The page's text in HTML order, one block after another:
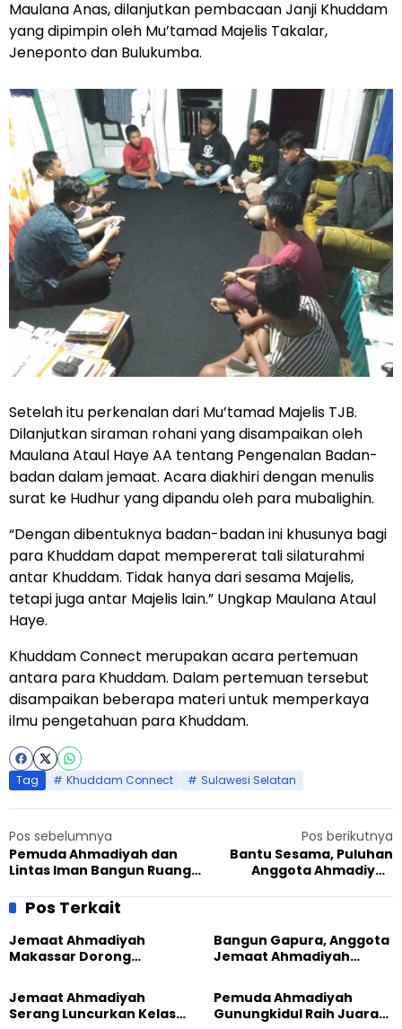
Maulana Anas, dilanjutkan pembacaan Janji Khuddam
yang dipimpin oleh Mu’tamad Majelis Takalar,
Jeneponto dan Bulukumba.
Setelah itu perkenalan dari Mu’tamad Majelis TJB.
Dilanjutkan siraman rohani yang disampaikan oleh
Maulana Ataul Haye AA tentang Pengenalan Badan-
badan dalam jemaat. Acara diakhiri dengan menulis
surat ke Hudhur yang dipandu oleh para mubalighin.
“Dengan dibentuknya badan-badan ini khusunya bagi
para Khuddam dapat mempererat tali silaturahmi
antar Khuddam. Tidak hanya dari sesama Majelis,
tetapi juga antar Majelis lain.” Ungkap Maulana Ataul
Haye.
Khuddam Connect merupakan acara pertemuan
antara para Khuddam. Dalam pertemuan tersebut
disampaikan beberapa materi untuk memperkaya
ilmu pengetahuan para Khuddam.
Tag Khuddam Connect Sulawesi Selatan
Pos sebelumnya
Pemuda Ahmadiyah dan
Lintas Iman Bangun Ruang
Pos berikutnya
Bantu Sesama, Puluhan
Anggota Ahmadiyah
Darahnya
Pos Terkait
Jemaat Ahmadiyah
Makassar Dorong
Lewat Edukasi Ekoteologi
Bangun Gapura, Anggota
Jemaat Ahmadiyah
Sambut HUT RI ke-81
Jemaat Ahmadiyah
Serang Luncurkan Kelas
Pemuda Ahmadiyah
Gunungkidul Raih Juara